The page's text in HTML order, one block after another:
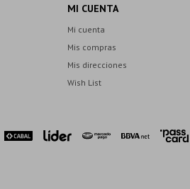
MI CUENTA
Mi cuenta
Mis compras
Mis direcciones
Wish List